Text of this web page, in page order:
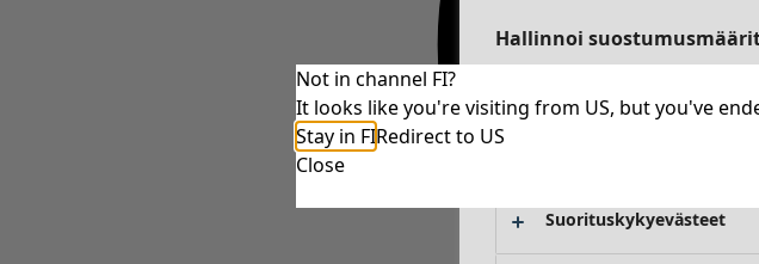
Not in channel FI?
It looks like you're visiting from US, but you've
Stay in FIRedirect to US
Close
Hallinnoi
Välttämättömät evästeet
Suorituskykyevästeet